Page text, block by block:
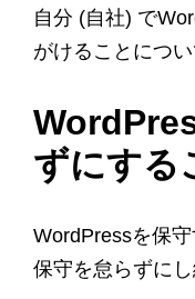
自分 (自社) で
がけることについ
ずにする
WordPressを保守
保守を怠らずにし